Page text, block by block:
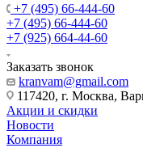
+7 (495) 66-444-60
+7 (495) 66-444-60
+7 (925) 664-44-60
Заказать звонок
kranvam@gmail.com
117420, г. Москва,
Акции и скидки
Новости
Компания